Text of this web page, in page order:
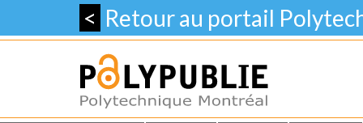
< Retour au portail